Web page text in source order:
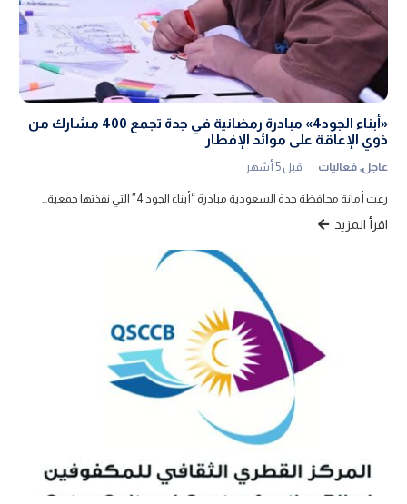
«أبناء الجود4» مبادرة رمضانية في جدة تجمع 400 مشارك من
ذوي الإعاقة على موائد الإفطار
عاجل, فعاليات قبل 5 أشهر
رعت أمانة محافظة جدة السعودية مبادرة “أبناء الجود 4″ التي نفذتها جمعية…
اقرأ المزيد